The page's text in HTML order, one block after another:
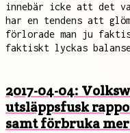
innebär icke att det
har en tendens att
förlorade man ju
faktiskt lyckas
2017-04-04:
utsläppsfusk
samt förbruka